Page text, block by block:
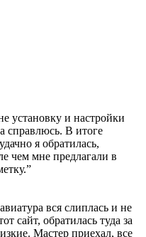
установку и настройки
справлюсь. В итоге
я обратилась,
чем мне предлагали в
вся слиплась и не
сайт, обратилась туда за
Мастер приехал, все